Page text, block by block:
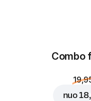
Combo
nuo